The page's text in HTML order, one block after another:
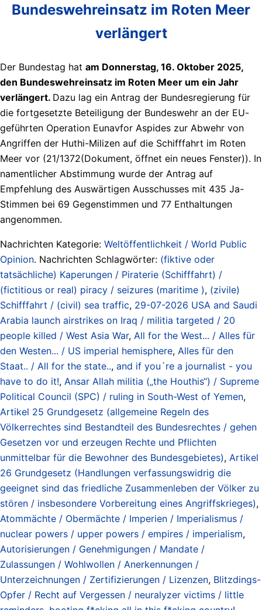
Bundeswehreinsatz im Roten Meer
verlängert
Der Bundestag hat am Donnerstag, 16. Oktober 2025,
den Bundeswehreinsatz im Roten Meer um ein Jahr
verlängert. Dazu lag ein Antrag der Bundesregierung für
die fortgesetzte Beteiligung der Bundeswehr an der EU-
geführten Operation Eunavfor Aspides zur Abwehr von
Angriffen der Huthi-Milizen auf die Schifffahrt im Roten
Meer vor (21/1372(Dokument, öffnet ein neues Fenster)). In
namentlicher Abstimmung wurde der Antrag auf
Empfehlung des Auswärtigen Ausschusses mit 435 Ja-
Stimmen bei 69 Gegenstimmen und 77 Enthaltungen
angenommen.
Nachrichten Kategorie: Weltöffentlichkeit / World Public
Opinion. Nachrichten Schlagwörter: (fiktive oder
tatsächliche) Kaperungen / Piraterie (Schifffahrt) /
(fictitious or real) piracy / seizures (maritime ), (zivile)
Schifffahrt / (civil) sea traffic, 29-07-2026 USA and Saudi
Arabia launch airstrikes on Iraq / militia targeted / 20
people killed / West Asia War, All for the West... / Alles für
den Westen... / US imperial hemisphere, Alles für den
Staat.. / All for the state.., and if you´re a journalist - you
have to do it!, Ansar Allah militia („the Houthis“) / Supreme
Political Council (SPC) / ruling in South-West of Yemen,
Artikel 25 Grundgesetz (allgemeine Regeln des
Völkerrechtes sind Bestandteil des Bundesrechtes / gehen
Gesetzen vor und erzeugen Rechte und Pflichten
unmittelbar für die Bewohner des Bundesgebietes), Artikel
26 Grundgesetz (Handlungen verfassungswidrig die
geeignet sind das friedliche Zusammenleben der Völker zu
stören / insbesondere Vorbereitung eines Angriffskrieges),
Atommächte / Obermächte / Imperien / Imperialismus /
nuclear powers / upper powers / empires / imperialism,
Autorisierungen / Genehmigungen / Mandate /
Zulassungen / Wohlwollen / Anerkennungen /
Unterzeichnungen / Zertifizierungen / Lizenzen, Blitzdings-
Opfer / Recht auf Vergessen / neuralyzer victims / little